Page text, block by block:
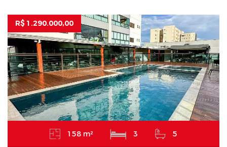
R$ 1.290.000,00
158 m² 3 5